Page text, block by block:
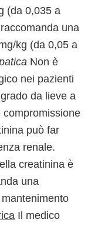
(da 0,035 a
una
kg (da 0,05 a
Non è
nei pazienti
da lieve a
compromissione
può far
renale.
creatinina è
una
Il medico